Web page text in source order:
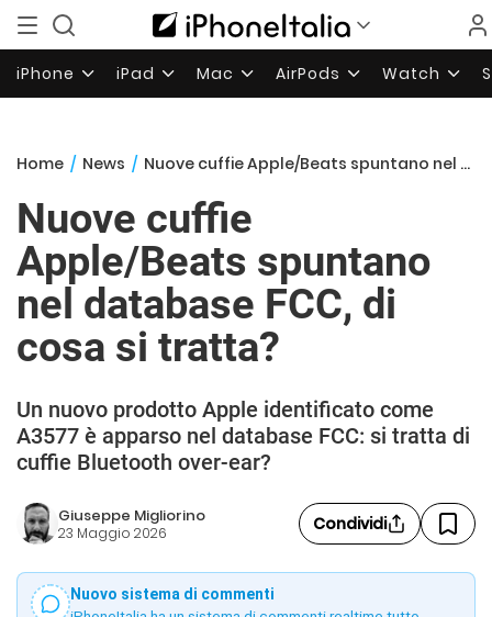
iPhone iPad Mac AirPods Watch
Home / News / Nuove cuffie Apple/Beats spuntano nel database FCC, di cosa si tratta?
Nuove cuffie
Apple/Beats spuntano
nel database FCC, di
cosa si tratta?
Un nuovo prodotto Apple identificato come
A3577 è apparso nel database FCC: si tratta di
cuffie Bluetooth over-ear?
Giuseppe Migliorino
23 Maggio 2026 Condividi
Nuovo sistema di commenti